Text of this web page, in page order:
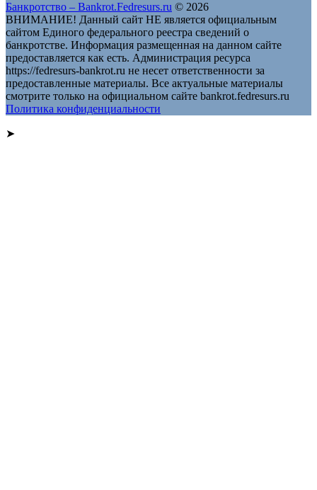
Банкротство – Bankrot.Fedresurs.ru © 2026
ВНИМАНИЕ! Данный сайт НЕ является официальным
сайтом Единого федерального реестра сведений о
банкротстве. Информация размещенная на данном сайте
предоставляется как есть. Администрация ресурса
https://fedresurs-bankrot.ru не несет ответственности за
предоставленные материалы. Все актуальные материалы
смотрите только на официальном сайте bankrot.fedresurs.ru
Политика конфиденциальности
➤